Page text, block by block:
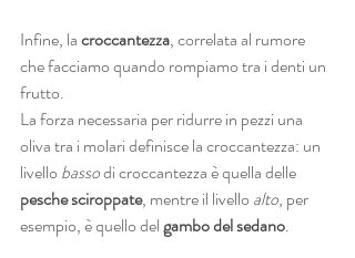
Infine, la croccantezza, correlata al rumore
che facciamo quando rompiamo tra i denti un
frutto.
La forza necessaria per ridurre in pezzi una
oliva tra i molari definisce la croccantezza: un
livello basso di croccantezza è quella delle
pesche sciroppate, mentre il livello alto, per
esempio, è quello del gambo del sedano.